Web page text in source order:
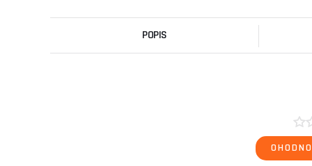
POPIS